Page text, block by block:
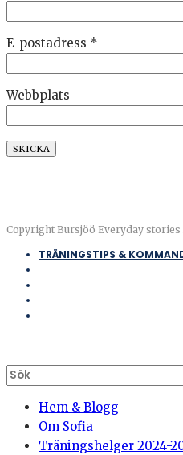
E-postadress *
Webbplats
Copyright Bursjöö Everyday stories
TRÄNINGSTIPS &
Hem & Blogg
Om Sofia
Träningshelger 2024-